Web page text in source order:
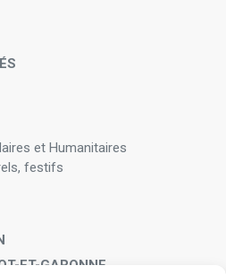
et Humanitaires
festifs
ET-GARONNE